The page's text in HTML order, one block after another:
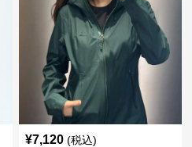
¥7,120 (税込)